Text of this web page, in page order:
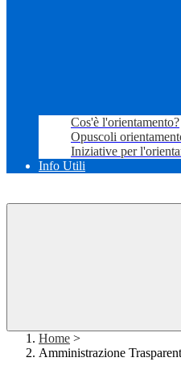
Cos'è l'orientamento?
Opuscoli
Iniziative per
Info Utili
Home >
Amministrazione